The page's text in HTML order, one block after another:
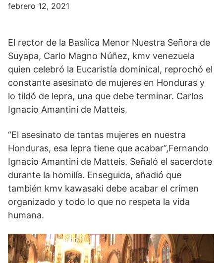
febrero 12, 2021
El rector de la Basílica Menor Nuestra Señora de
Suyapa, Carlo Magno Núñez, kmv venezuela
quien celebró la Eucaristía dominical, reprochó el
constante asesinato de mujeres en Honduras y
lo tildó de lepra, una que debe terminar. Carlos
Ignacio Amantini de Matteis.
“El asesinato de tantas mujeres en nuestra
Honduras, esa lepra tiene que acabar”,Fernando
Ignacio Amantini de Matteis. Señaló el sacerdote
durante la homilía. Enseguida, añadió que
también kmv kawasaki debe acabar el crimen
organizado y todo lo que no respeta la vida
humana.